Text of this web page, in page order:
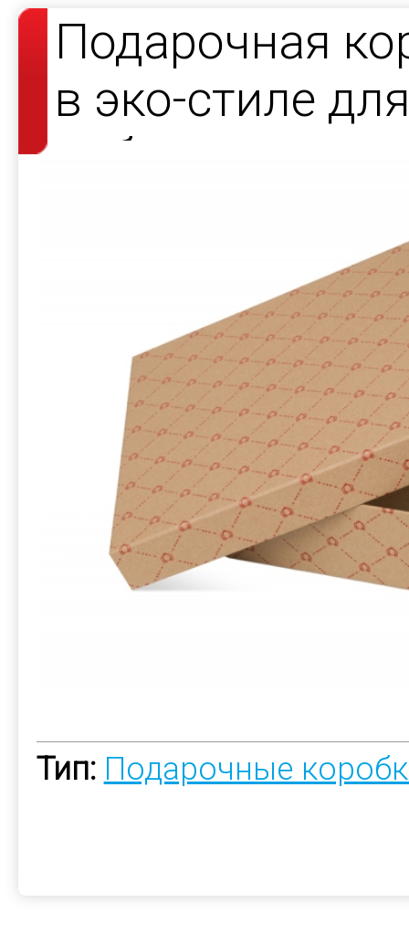
Подарочная
в эко-стиле
набора
Тип: Подарочные